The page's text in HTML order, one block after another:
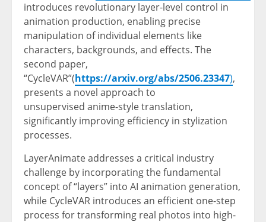
introduces revolutionary layer-level control in
animation production, enabling precise
manipulation of individual elements like
characters, backgrounds, and effects. The
second paper,
“CycleVAR”(https://arxiv.org/abs/2506.23347),
presents a novel approach to
unsupervised anime-style translation,
significantly improving efficiency in stylization
processes.
LayerAnimate addresses a critical industry
challenge by incorporating the fundamental
concept of “layers” into AI animation generation,
while CycleVAR introduces an efficient one-step
process for transforming real photos into high-